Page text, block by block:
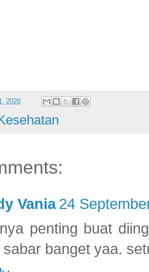
2020
Vania 24
penting buat
sabar banget yaa.